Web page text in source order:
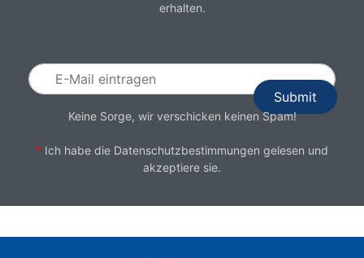
erhalten.
Keine Sorge, wir verschicken keinen Spam!
* Ich habe die Datenschutzbestimmungen gelesen und
akzeptiere sie.